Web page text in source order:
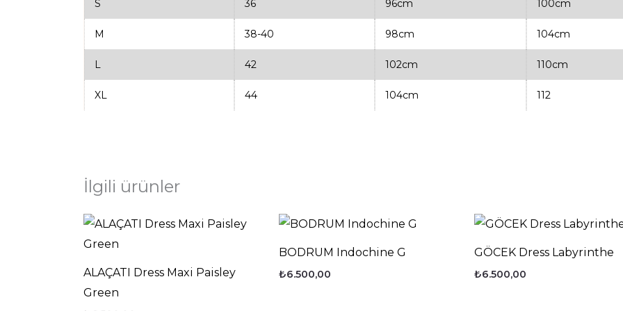
S 36 96cm 100cm
M 38-40 98cm 104cm
L 42 102cm 110cm
XL 44 104cm 112
İlgili ürünler
ALAÇATI Dress Maxi Paisley
Green
BODRUM Indochine G
₺6.500,00
GÖCEK Dress Labyrinthe
₺6.500,00